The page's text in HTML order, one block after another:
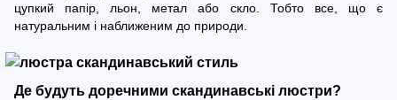
цупкий папір, льон, метал або скло. Тобто все, що є
натуральним і наближеним до природи.
Де будуть доречними скандинавські люстри?